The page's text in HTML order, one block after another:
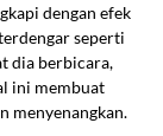
dengan efek
seperti
dia berbicara,
ini membuat
menyenangkan.